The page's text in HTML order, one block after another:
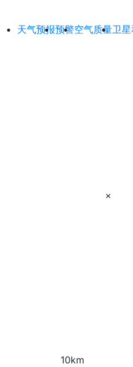
天气预报预警空气质量卫
×
10km